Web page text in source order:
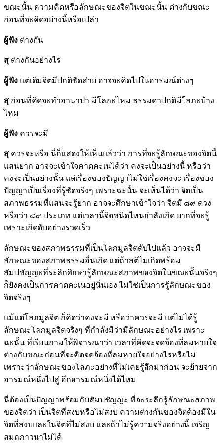
ขณะนั้น ความคิดหรือลักษณะของจิตในขณะนั้น ต่างกับขณะ
ก่อนที่จะคิดอย่างนี้หรือเปล่า
ผู้ฟัง ต่างกัน
สุ ต่างกันอย่างไร
ผู้ฟัง แต่เดิมจิตมีปกติซัดส่าย อาจจะคิดไปในอารมณ์ต่างๆ
สุ ก่อนที่คิดจะทำอานาปา มีโลภะไหม ธรรมดาปกติมีโลภะบ้าง
ไหม
ผู้ฟัง ควรจะมี
สุ ควรจะหรือ นี่ก็แสดงให้เห็นแล้วว่า การที่จะรู้ลักษณะของจิตนี้
แสนยาก อาจจะเข้าใจคาดคะเนได้ว่า คงจะเป็นอย่างนี้ หรือว่า
คงจะเป็นอย่างนั้น แต่เรื่องของปัญญาไม่ใช่เรื่องคงจะ เรื่องของ
ปัญญาเป็นเรื่องที่รู้ชัดจริงๆ เพราะฉะนั้น จะเห็นได้ว่า จิตเป็น
สภาพธรรมที่แสนจะรู้ยาก อาจจะศึกษาเข้าใจว่า จิตมี ๘๙ ดวง
หรือว่า ๘๙ ประเภท แต่เวลานี้จิตชนิดไหนกำลังเกิด ยากที่จะรู้
เพราะเกิดดับอย่างรวดเร็ว
ลักษณะของสภาพธรรมที่เป็นโลภมูลจิตดับไปแล้ว อาจจะมี
ลักษณะของสภาพธรรมอื่นเกิด แต่ถ้าสติไม่เกิดพร้อม
สัมปชัญญะที่ระลึกศึกษารู้ลักษณะสภาพของจิตในขณะนั้นจริงๆ
ก็ยังคงเป็นการคาดคะเนอยู่นั่นเอง ไม่ใช่เป็นการรู้ลักษณะของ
จิตจริงๆ
แม้แต่โลภมูลจิต ก็คิดว่าคงจะมี หรือว่าควรจะมี แต่ไม่ได้รู้
ลักษณะโลภมูลจิตจริงๆ ที่กำลังมีว่ามีลักษณะอย่างไร เพราะ
ฉะนั้น ที่เรียนถามให้พิจารณาว่า เวลาที่คิดจะจดจ้องที่ลมหายใจ
ต่างกับขณะก่อนที่จะคิดจดจ้องที่ลมหายใจอย่างไรหรือไม่
เพราะว่าลักษณะของโลภะอย่างที่ไม่เคยรู้สึกมาก่อน จะย้ายจาก
อารมณ์หนึ่งไปสู่ อีกอารมณ์หนึ่งได้ไหม
นี่ต้องเป็นปัญญาพร้อมกับสัมปชัญญะ ที่จะระลึกรู้ลักษณะสภาพ
ของจิตว่า เป็นจิตที่สงบหรือไม่สงบ ความต่างกันของจิตต้องมีใน
จิตที่สงบและในจิตที่ไม่สงบ และถ้าไม่รู้ความจริงอย่างนี้ เจริญ
สมถภาวนาไม่ได้